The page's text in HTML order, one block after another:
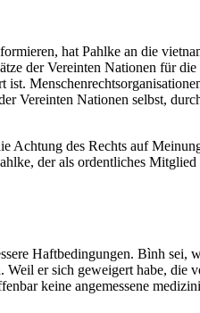
hat Pahlke an die
der Vereinten Nationen für
Vereinten Nationen selbst,
des Rechts auf
der als ordentliches
Haftbedingungen. Bình
er sich geweigert habe, die
keine angemessene